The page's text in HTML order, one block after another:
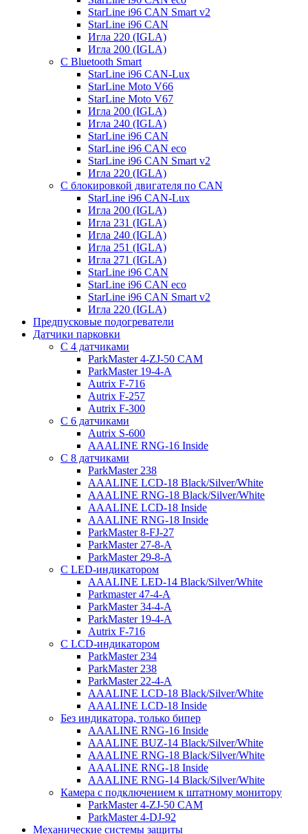
StarLine i96 CAN Smart v2
StarLine i96 CAN
Игла 220 (IGLA)
Игла 200 (IGLA)
С Bluetooth Smart
StarLine i96 CAN-Lux
StarLine Moto V66
StarLine Moto V67
Игла 200 (IGLA)
Игла 240 (IGLA)
StarLine i96 CAN
StarLine i96 CAN eco
StarLine i96 CAN Smart v2
Игла 220 (IGLA)
С блокировкой двигателя по CAN
StarLine i96 CAN-Lux
Игла 200 (IGLA)
Игла 231 (IGLA)
Игла 240 (IGLA)
Игла 251 (IGLA)
Игла 271 (IGLA)
StarLine i96 CAN
StarLine i96 CAN eco
StarLine i96 CAN Smart v2
Игла 220 (IGLA)
Предпусковые подогреватели
Датчики парковки
С 4 датчиками
ParkMaster 4-ZJ-50 CAM
ParkMaster 19-4-A
Autrix F-716
Autrix F-257
Autrix F-300
С 6 датчиками
Autrix S-600
AAALINE RNG-16 Inside
С 8 датчиками
ParkMaster 238
AAALINE LCD-18 Black/Silver/White
AAALINE RNG-18 Black/Silver/White
AAALINE LCD-18 Inside
AAALINE RNG-18 Inside
ParkMaster 8-FJ-27
ParkMaster 27-8-A
ParkMaster 29-8-A
С LED-индикатором
AAALINE LED-14 Black/Silver/White
Parkmaster 47-4-A
ParkMaster 34-4-A
ParkMaster 19-4-A
Autrix F-716
С LCD-индикатором
ParkMaster 234
ParkMaster 238
ParkMaster 22-4-A
AAALINE LCD-18 Black/Silver/White
AAALINE LCD-18 Inside
Без индикатора, только бипер
AAALINE RNG-16 Inside
AAALINE BUZ-14 Black/Silver/White
AAALINE RNG-18 Black/Silver/White
AAALINE RNG-18 Inside
AAALINE RNG-14 Black/Silver/White
Камера с подключением к штатному монитору
ParkMaster 4-ZJ-50 CAM
ParkMaster 4-DJ-92
Механические системы защиты